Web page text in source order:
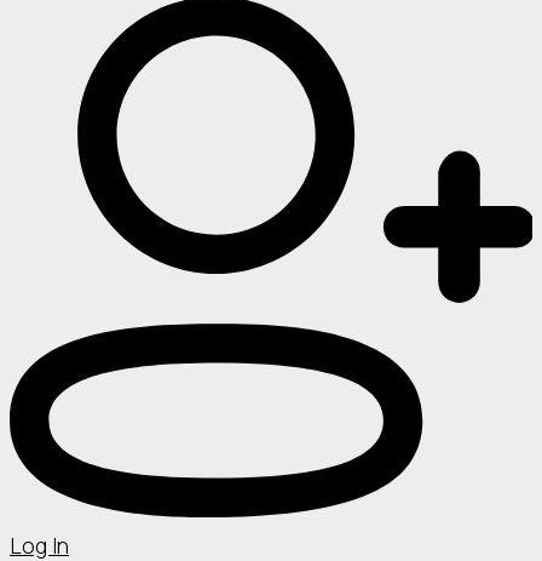
Log In